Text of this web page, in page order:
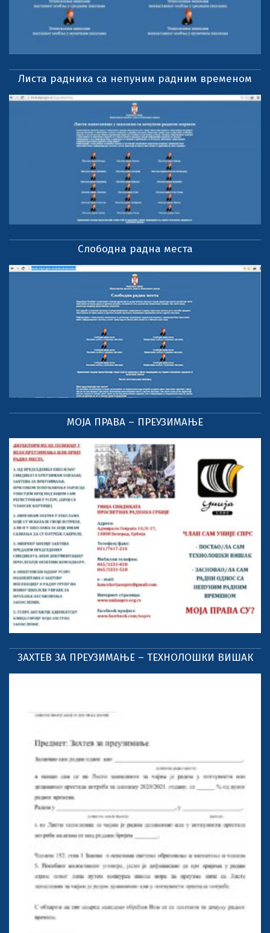
Листа радника са непуним радним временом
Слободна радна места
МОЈА ПРАВА – ПРЕУЗИМАЊЕ
ЗАХТЕВ ЗА ПРЕУЗИМАЊЕ – ТЕХНОЛОШКИ ВИШАК